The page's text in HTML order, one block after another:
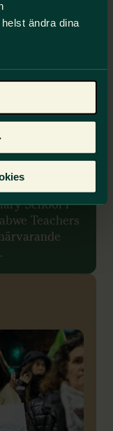
ändra dina
Sithole, en
School i
Teachers